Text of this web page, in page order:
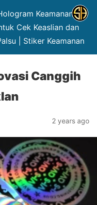
Keamanan |
Cek Keaslian dan
| Stiker Keamanan
Canggih
2 years ago